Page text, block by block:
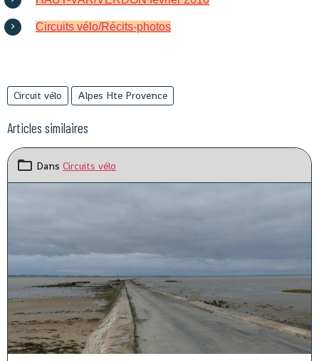
Circuits vélo/Récits-photos
Circuit vélo Alpes Hte Provence
Articles similaires
Dans Circuits vélo